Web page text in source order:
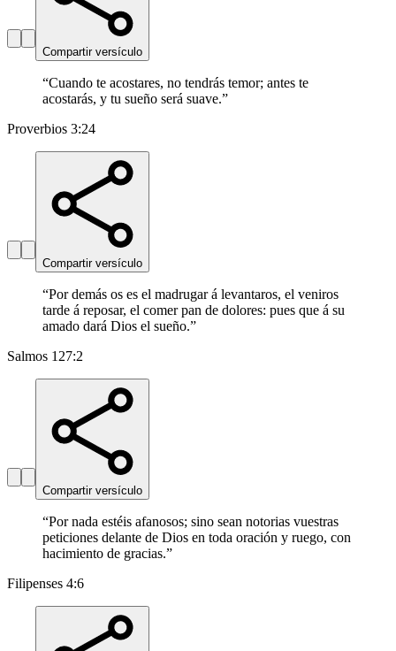
Compartir versículo
“Cuando te acostares, no tendrás temor; antes te
acostarás, y tu sueño será suave.”
Proverbios 3:24
Compartir versículo
“Por demás os es el madrugar á levantaros, el veniros
tarde á reposar, el comer pan de dolores: pues que á su
amado dará Dios el sueño.”
Salmos 127:2
Compartir versículo
“Por nada estéis afanosos; sino sean notorias vuestras
peticiones delante de Dios en toda oración y ruego, con
hacimiento de gracias.”
Filipenses 4:6